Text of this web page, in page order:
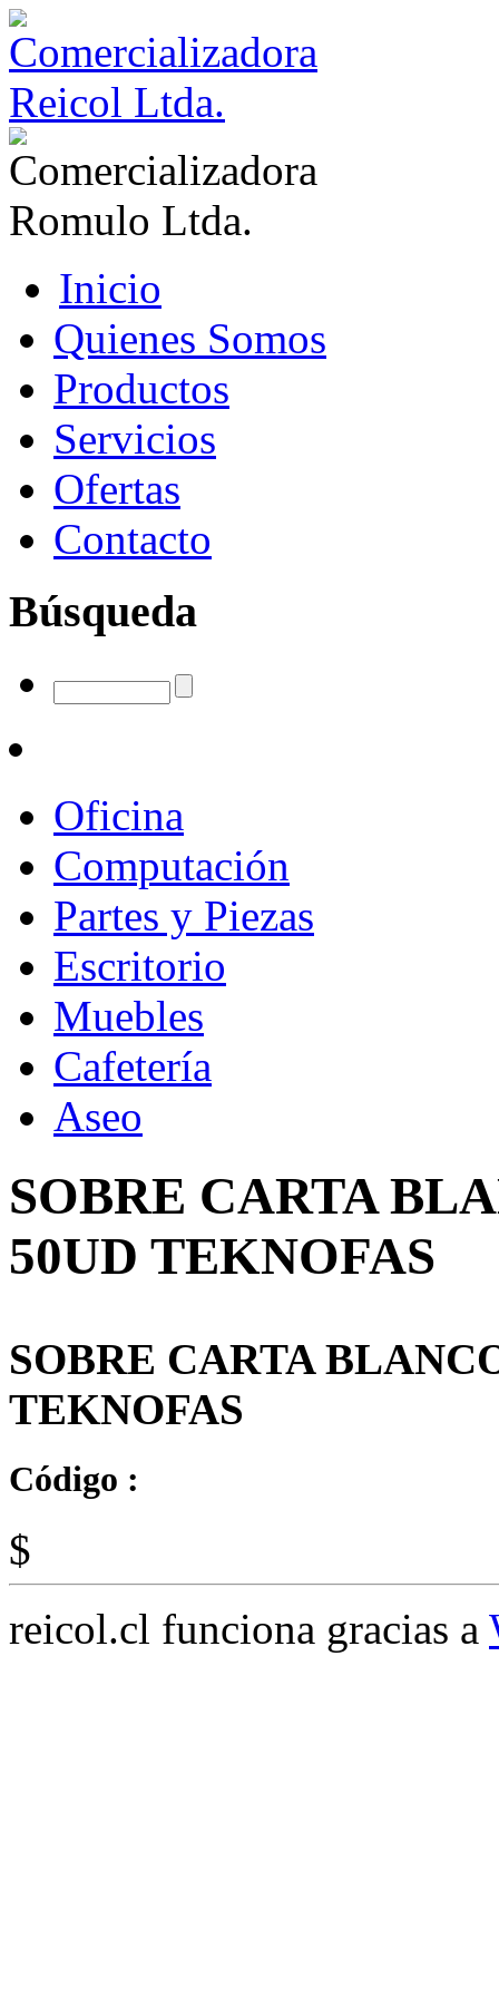
Inicio
Quienes Somos
Productos
Servicios
Ofertas
Contacto
Búsqueda
Oficina
Computación
Partes y Piezas
Escritorio
Muebles
Cafetería
Aseo
SOBRE CARTA
50UD TEKNOFAS
SOBRE CARTA
TEKNOFAS
Código :
$
reicol.cl funciona gracias a